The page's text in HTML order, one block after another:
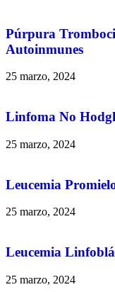
Púrpura
Autoinmunes
25 marzo, 2024
Linfoma No
25 marzo, 2024
Leucemia
25 marzo, 2024
Leucemia
25 marzo, 2024